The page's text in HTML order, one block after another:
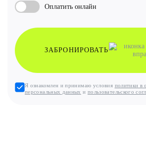
Оплатить онлайн
ЗАБРОНИРОВАТЬ
Я ознакомлен и принимаю условия политики в
персональных данных и пользовательского